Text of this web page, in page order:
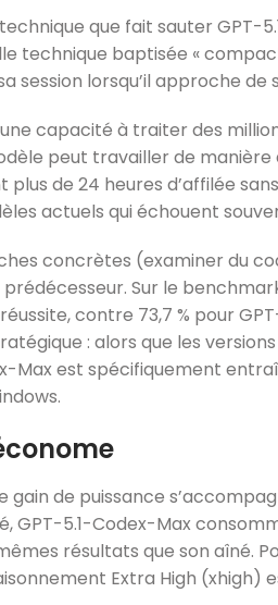
que fait sauter GPT-
technique baptisée «
session lorsqu’il approche de
capacité à traiter des
peut travailler de
de 24 heures d’affilée
actuels qui échouent
concrètes (examiner du
Sur le
contre 73,7 % pour
: alors que les
Max est spécifiquement
gain de puissance
GPT-5.1-Codex-Max
résultats que son aîné.
Extra High (xhigh)